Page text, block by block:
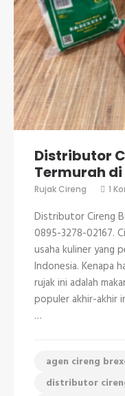
Distributor
Termurah di
Rujak Cireng 1
Distributor Cireng
0895-3278-02167.
usaha kuliner yang
Indonesia. Kenapa
rujak ini adalah
populer akhir-akhir
…
agen cireng
distributor